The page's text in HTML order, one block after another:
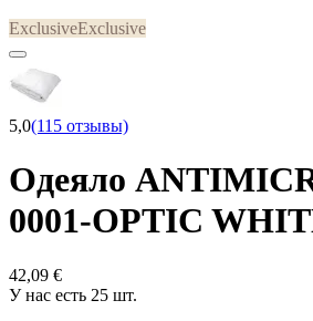
ExclusiveExclusive
5,0(115 отзывы)
Одеяло
0001-OPTIC
42,09 €
У нас есть 25 шт.